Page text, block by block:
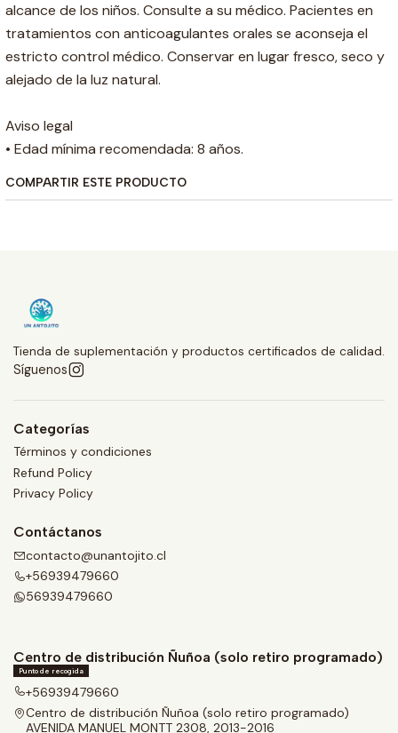
alcance de los niños. Consulte a su médico. Pacientes en
tratamientos con anticoagulantes orales se aconseja el
estricto control médico. Conservar en lugar fresco, seco y
alejado de la luz natural.
Aviso legal
• Edad mínima recomendada: 8 años.
COMPARTIR ESTE PRODUCTO
Tienda de suplementación y productos certificados de calidad.
Síguenos
Categorías
Términos y condiciones
Refund Policy
Privacy Policy
Contáctanos
contacto@unantojito.cl
+56939479660
56939479660
Centro de distribución Ñuñoa (solo retiro programado)
Punto de recogida
+56939479660
Centro de distribución Ñuñoa (solo retiro programado)
AVENIDA MANUEL MONTT 2308, 2013-2016